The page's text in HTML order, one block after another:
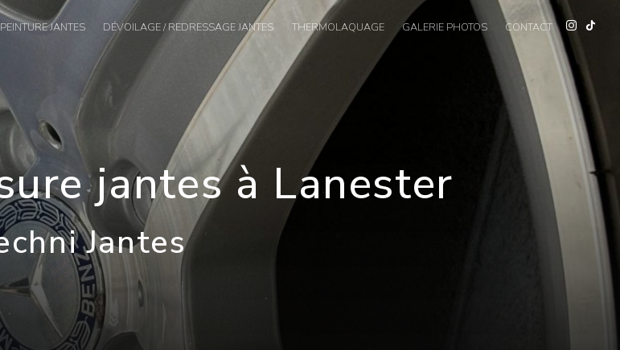
PEINTURE JANTES DÉVOILAGE / REDRESSAGE JANTES THERMOLAQUAGE GALERIE PHOTOS CONTACT
jantes à Lanester
Jantes